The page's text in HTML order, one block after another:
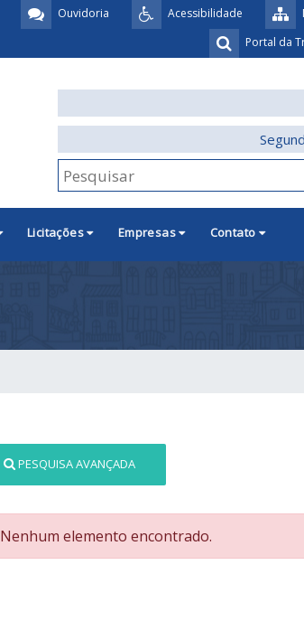
Acessibilidade
Ouvidoria
Portal da
Licitações Empresas Contato
PESQUISA AVANÇADA
Nenhum elemento encontrado.